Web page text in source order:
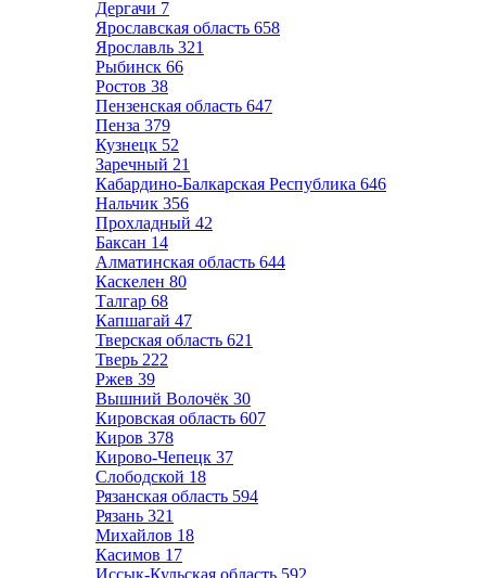
Дергачи 7
Ярославская область 658
Ярославль 321
Рыбинск 66
Ростов 38
Пензенская область 647
Пенза 379
Кузнецк 52
Заречный 21
Кабардино-Балкарская Республика 646
Нальчик 356
Прохладный 42
Баксан 14
Алматинская область 644
Каскелен 80
Талгар 68
Капшагай 47
Тверская область 621
Тверь 222
Ржев 39
Вышний Волочёк 30
Кировская область 607
Киров 378
Кирово-Чепецк 37
Слободской 18
Рязанская область 594
Рязань 321
Михайлов 18
Касимов 17
Иссык-Кульская область 592